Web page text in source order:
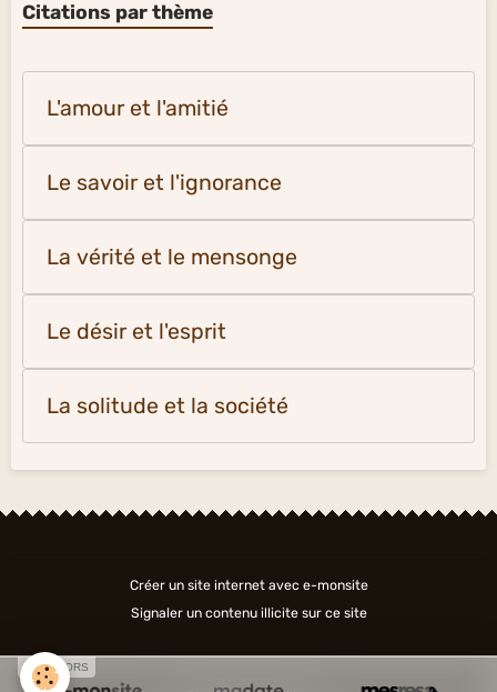
Citations par thème
L'amour et l'amitié
Le savoir et l'ignorance
La vérité et le mensonge
Le désir et l'esprit
La solitude et la société
Créer un site internet avec e-monsite
Signaler un contenu illicite sur ce site
SPONSORS